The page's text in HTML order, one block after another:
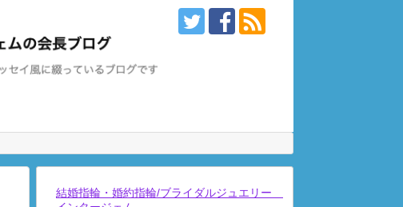
結婚指輪・婚約指輪/ブライダルジュエリー